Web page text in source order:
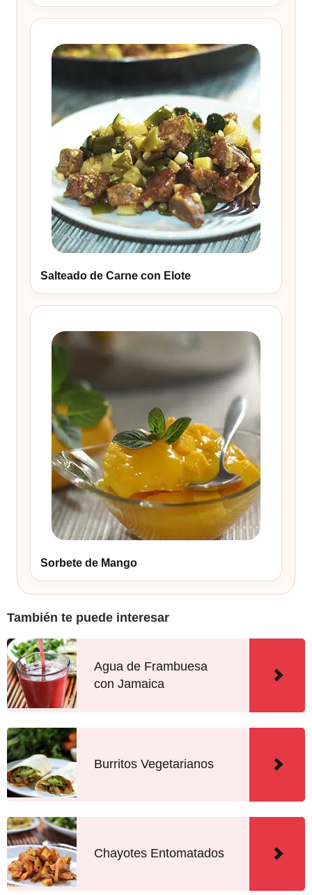
Salteado de Carne con Elote
Sorbete de Mango
También te puede interesar
Agua de Frambuesa
con Jamaica
Burritos Vegetarianos
Chayotes Entomatados